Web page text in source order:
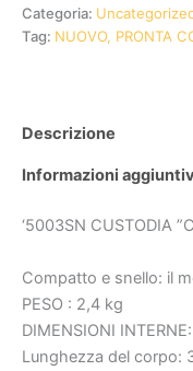
Categoria:
Tag: NUOVO, PRONTA
Descrizione
Informazioni
‘5003SN CUSTODIA
Compatto e snello: il
PESO : 2,4 kg
DIMENSIONI
Lunghezza del corpo: